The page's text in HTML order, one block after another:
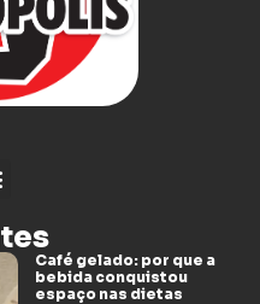
Café gelado: por que a
bebida conquistou
espaço nas dietas